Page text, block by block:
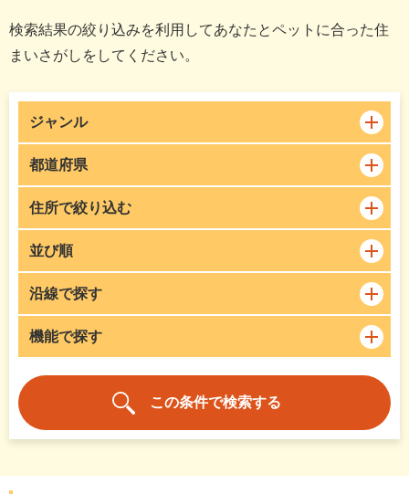
検索結果の絞り込みを利用してあなたとペットに合った住
まいさがしをしてください。
ジャンル
都道府県
住所で絞り込む
並び順
沿線で探す
機能で探す